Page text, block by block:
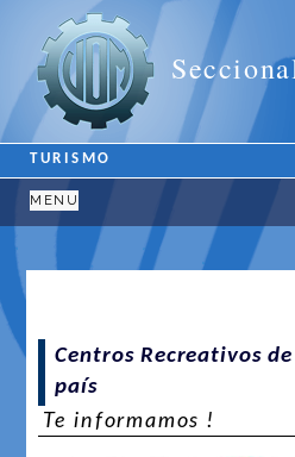
TURISMO
MENU
Centros Recreativos
país
Te informamos !